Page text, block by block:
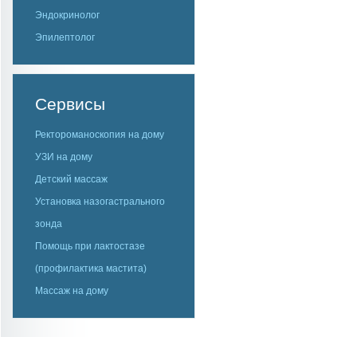
Эндокринолог
Эпилептолог
Сервисы
Ректороманоскопия на дому
УЗИ на дому
Детский массаж
Установка назогастрального
зонда
Помощь при лактостазе
(профилактика мастита)
Массаж на дому